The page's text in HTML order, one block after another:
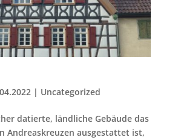
| Uncategorized
datierte, ländliche Gebäude das
Andreaskreuzen ausgestattet ist,